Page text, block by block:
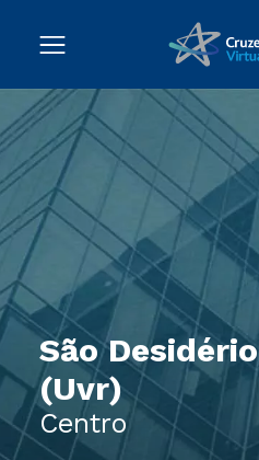
São Desidério
(Uvr)
Centro